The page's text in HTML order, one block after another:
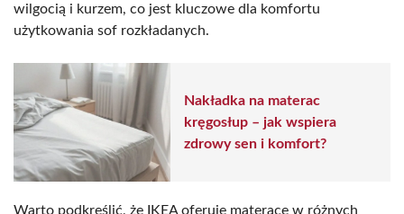
wilgocią i kurzem, co jest kluczowe dla komfortu
użytkowania sof rozkładanych.
Nakładka na materac
kręgosłup – jak wspiera
zdrowy sen i komfort?
Warto podkreślić, że IKEA oferuje materace w różnych